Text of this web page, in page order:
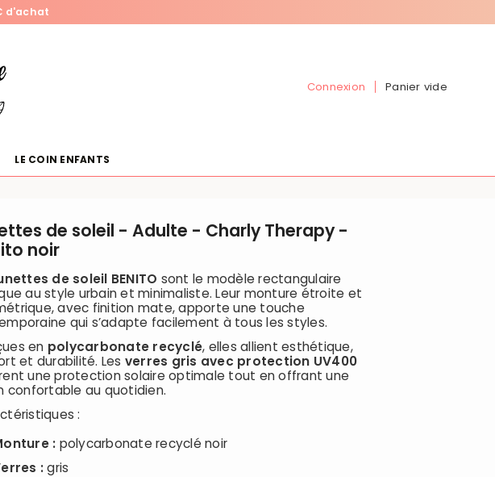
d'achat
Connexion Panier vide
LE COIN ENFANTS
de soleil - Adulte - Charly Therapy -
noir
de soleil BENITO sont le modèle rectangulaire
au style urbain et minimaliste. Leur monture étroite et
avec finition mate, apporte une touche
qui s’adapte facilement à tous les styles.
en polycarbonate recyclé, elles allient esthétique,
et durabilité. Les verres gris avec protection UV400
une protection solaire optimale tout en offrant une
confortable au quotidien.
:
: polycarbonate recyclé noir
:gris